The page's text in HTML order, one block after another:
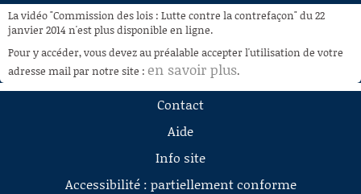
À LA DEMANDE
RECHERCHE
AIDE À LA DÉCOUPE
La vidéo "Commission des lois : Lutte contre la contrefaçon" du 22
janvier 2014 n'est plus disponible en ligne.
Pour y accéder, vous devez au préalable accepter l'utilisation de votre
adresse mail par notre site : en savoir plus.
Contact
Aide
Info site
Accessibilité : partiellement conforme